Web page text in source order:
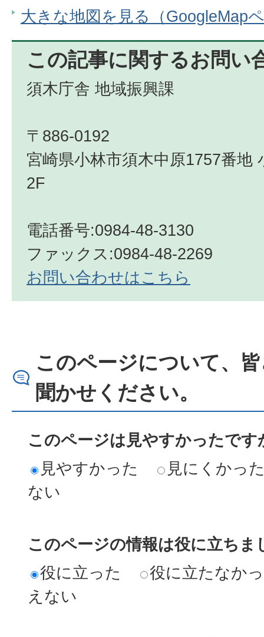
大きな地図を見る（GoogleMap
この記事に関するお問い
須木庁舎 地域振興課
〒886-0192
宮崎県小林市須木中原1757番地
2F
電話番号:0984-48-3130
ファックス:0984-48-2269
お問い合わせはこちら
このページについて、
聞かせください。
このページは見やすかったです
見やすかった
見にくかっ
ない
このページの情報は役に立ちま
役に立った
役に立たなか
えない